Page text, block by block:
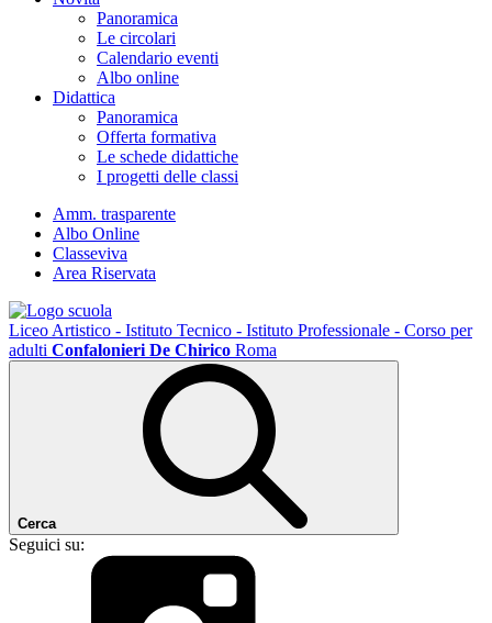
Panoramica
Le circolari
Calendario eventi
Albo online
Didattica
Panoramica
Offerta formativa
Le schede didattiche
I progetti delle classi
Amm. trasparente
Albo Online
Classeviva
Area Riservata
Liceo Artistico - Istituto Tecnico - Istituto Professionale - Corso per
adulti Confalonieri De Chirico Roma
Cerca
Seguici su: